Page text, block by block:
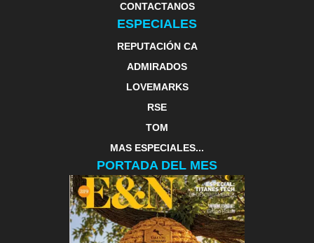
CONTACTANOS
ESPECIALES
REPUTACIÓN CA
ADMIRADOS
LOVEMARKS
RSE
TOM
MAS ESPECIALES...
PORTADA DEL MES